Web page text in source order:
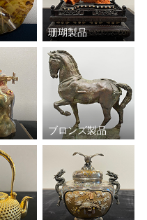
珊瑚製品
ブロンズ製品